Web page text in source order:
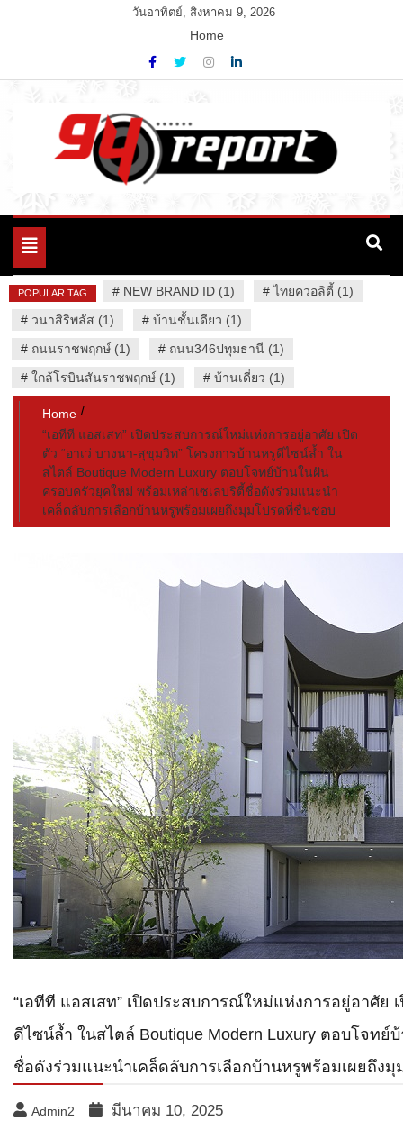
วันอาทิตย์, สิงหาคม 9, 2026
Home
94 Report.com
Variety News
Toggle
POPULAR TAG # NEW BRAND ID (1) #ไทยควอลิตี้ (1)
# วนาสิริพลัส (1) # บ้านชั้นเดียว (1)
# ถนนราชพฤกษ์ (1) # ถนน346ปทุมธานี (1)
# ใกล้โรบินสันราชพฤกษ์ (1) # บ้านเดี่ยว (1)
Home
“เอทีที แอสเสท” เปิดประสบการณ์ใหม่แห่งการอยู่อาศัย เปิด
ตัว “อาเว่ บางนา-สุขุมวิท” โครงการบ้านหรูดีไซน์ล้ำ ใน
สไตล์ Boutique Modern Luxury ตอบโจทย์บ้านในฝัน
ครอบครัวยุคใหม่ พร้อมเหล่าเซเลบริตี้ชื่อดังร่วมแนะนำ
เคล็ดลับการเลือกบ้านหรูพร้อมเผยถึงมุมโปรดที่ชื่นชอบ
“เอทีที แอสเสท” เปิดประสบการณ์ใหม่แห่งการอยู่อาศัย
ดีไซน์ล้ำ ในสไตล์ Boutique Modern Luxury ตอบโจท
ชื่อดังร่วมแนะนำเคล็ดลับการเลือกบ้านหรูพร้อมเผยถึง
Admin2 มีนาคม 10, 2025